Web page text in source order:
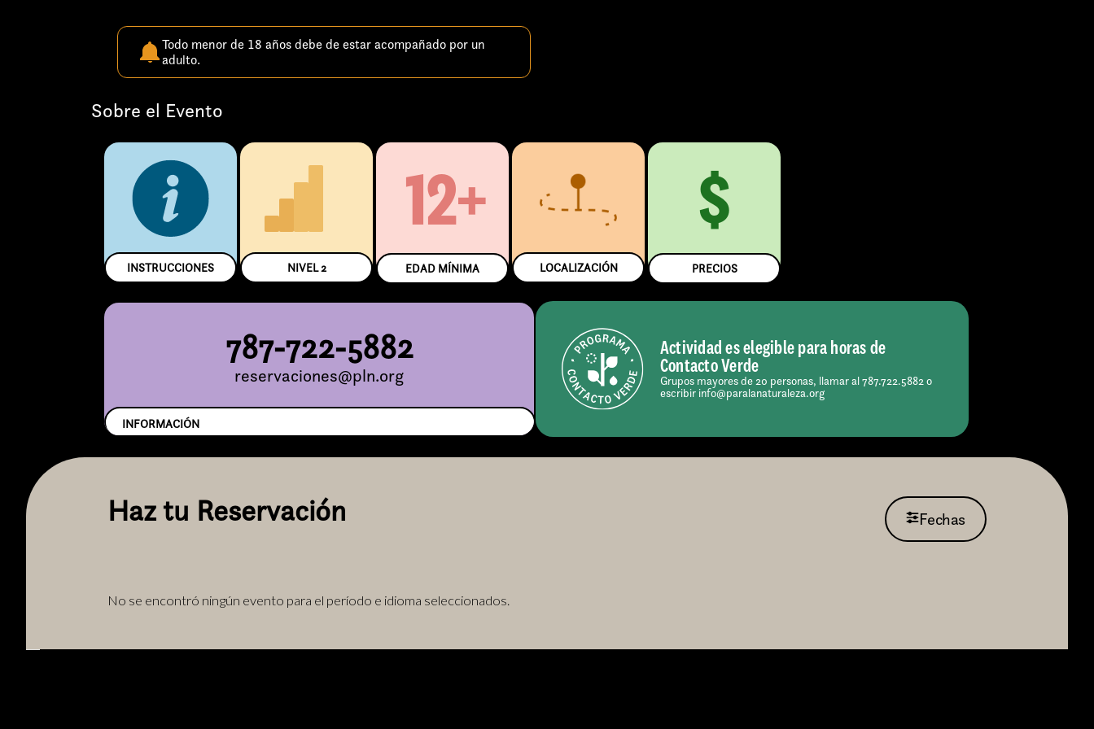
Todo menor de 18 años debe de estar acompañado por un
adulto.
Sobre el Evento
INSTRUCCIONES NIVEL2
12+
EDAD MÍNIMA LOCALIZACIÓN
$
PRECIOS
787-722-5882
reservaciones@pln.org
INFORMACIÓN
Actividad es elegible para horas de
Contacto Verde
Grupos mayores de 20 personas, llamar al 787.722.5882 o
escribir info@paralanaturaleza.org
Haz tu Reservación Fechas
No se encontró ningún evento para el período e idioma seleccionados.